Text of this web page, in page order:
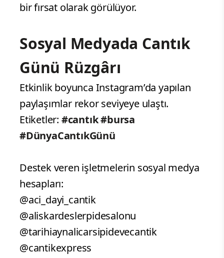
bir fırsat olarak görülüyor.
Sosyal Medyada Cantık
Günü Rüzgârı
Etkinlik boyunca Instagram’da yapılan
paylaşımlar rekor seviyeye ulaştı.
Etiketler: #cantık #bursa
#DünyaCantıkGünü
Destek veren işletmelerin sosyal medya
hesapları:
@aci_dayi_cantik
@aliskardeslerpidesalonu
@tarihiaynalicarsipidevecantik
@cantikexpress